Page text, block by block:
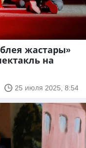
жастары»
на
25 июля 2025, 8:54